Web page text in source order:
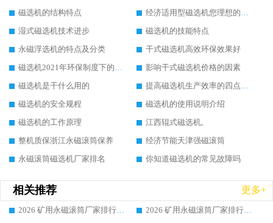
磁选机的结构特点
经济适用型磁选机您理想的选择
湿式磁选机技术进步
磁选机的技能特点
永磁浮选机的特点及分类
干式磁选机高效环保效果好
磁选机2021年环保制度下的发展出路
影响干式磁选机价格的因素
磁选机是干什么用的
提高磁选机生产效率的四点方法
磁选机的安全规程
磁选机的使用说明介绍
磁选机的工作原理
江西辊式磁选机,
整机质保浙江永磁滚筒保养
经济节能天津强磁滚筒
永磁滚筒磁选机厂家排名
你知道磁选机的常见故障吗
相关推荐 更多+
2026 矿用永磁滚筒厂家排行榜选购干货指南 行业口碑标杆华体会手机网页版-华体会(中国) 实力出众
2026 矿用永磁滚筒厂家排行榜选购指南，行业口碑领域强者华体会手机网页版-华体会(中国)